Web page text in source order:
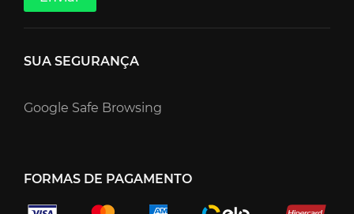
SUA SEGURANÇA
Google Safe Browsing
FORMAS DE PAGAMENTO